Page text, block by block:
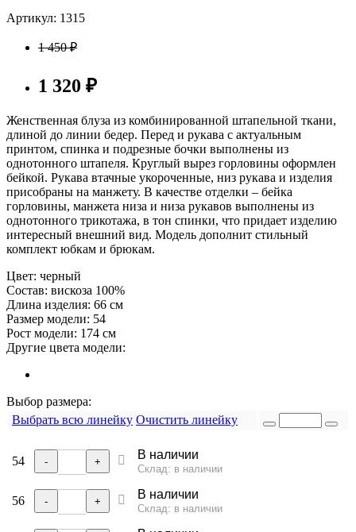
Артикул: 1315
1 450₽
1 320 ₽
Женственная блуза из комбинированной штапельной ткани,
длиной до линии бедер. Перед и рукава с актуальным
принтом, спинка и подрезные бочки выполнены из
однотонного штапеля. Круглый вырез горловины оформлен
бейкой. Рукава втачные укороченные, низ рукава и изделия
присобраны на манжету. В качестве отделки – бейка
горловины, манжета низа и низа рукавов выполнены из
однотонного трикотажа, в тон спинки, что придает изделию
интересный внешний вид. Модель дополнит стильный
комплект юбкам и брюкам.
Цвет: черный
Состав: вискоза 100%
Длина изделия: 66 см
Размер модели: 54
Рост модели: 174 см
Другие цвета модели:
Выбор размера:
Выбрать всю линейку Очистить линейку
54 - + В наличии
Склад: в наличии
56 - + В наличии
Склад: в наличии